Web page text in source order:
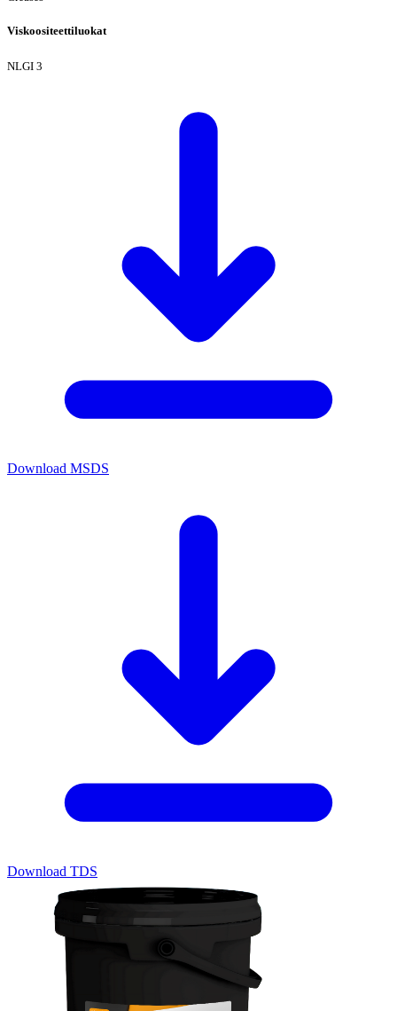
Viskoositeettiluokat
NLGI 3
Download MSDS
Download TDS